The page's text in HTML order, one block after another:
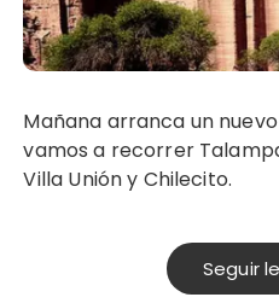
Mañana arranca un nuevo viaje a La Rioja, donde
vamos a recorrer
Villa Unión y Chilecito.
Seguir